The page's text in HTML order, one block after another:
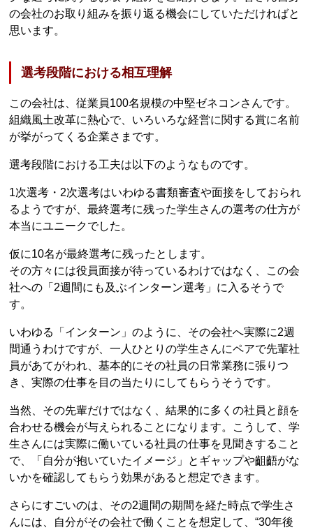
の会社のお取り組みを振り返る機会にしていただければと
思います。
選考段階における相互理解
この会社は、従業員100名規模の中堅ゼネコンさんです。
組織風土改革に熱心で、いろいろな経営に関する賞に名前
が挙がってくる企業さまです。
選考段階における工夫は以下のようなものです。
1次選考・2次選考はいわゆる書類審査や面接をしておられ
るようですが、最終選考に残った学生さんの選考の仕方が
本当にユニークでした。
仮に10名が最終選考に残ったとします。
その方々には役員面接が待っているわけではなく、この会
社への「2週間にも及ぶインターン選考」に入るそうで
す。
いわゆる「インターン」のように、その会社へ実際に2週
間通うわけですが、一人ひとりの学生さんにペアで先輩社
員があてがわれ、基本的にその社員の日常業務に張りつ
き、実際の仕事を目の当たりにしてもらうそうです。
当然、その先輩だけではなく、結果的に多くの社員と顔を
合わせる機会が与えられることになります。こうして、学
生さんには実際に働いている社員の仕事を見聞きすること
で、「自分が抱いていたイメージ」とギャップや齟齬がな
いかを確認してもらう効果があると想定できます。
さらにすごいのは、その2週間の期間を経た時点で学生さ
んには、自分がその会社で働くことを想定して、“30年後